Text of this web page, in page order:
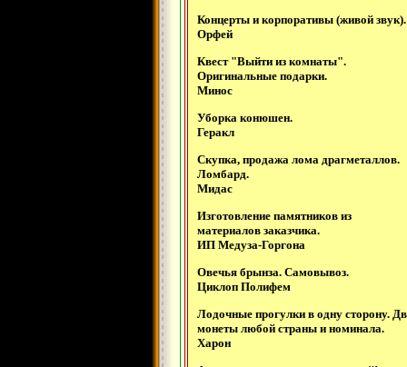
Концерты и корпоративы (живой звук).
Орфей
Квест "Выйти из комнаты".
Оригинальные подарки.
Минос
Уборка конюшен.
Геракл
Скупка, продажа лома драгметаллов.
Ломбард.
Мидас
Изготовление памятников из
материалов заказчика.
ИП Медуза-Горгона
Овечья брынза. Самовывоз.
Циклоп Полифем
Лодочные прогулки в одну сторону.
монеты любой страны и номинала.
Харон